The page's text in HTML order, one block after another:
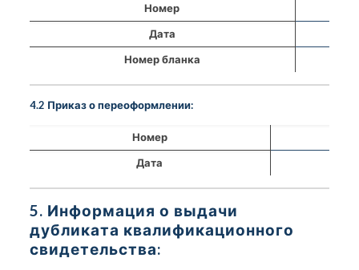
Номер
Дата
Номер бланка
4.2 Приказ о переоформлении:
Номер
Дата
5. Информация о выдачи
дубликата квалификационного
свидетельства: